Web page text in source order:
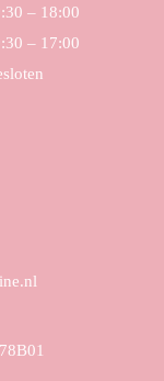
– 18:00
– 17:00